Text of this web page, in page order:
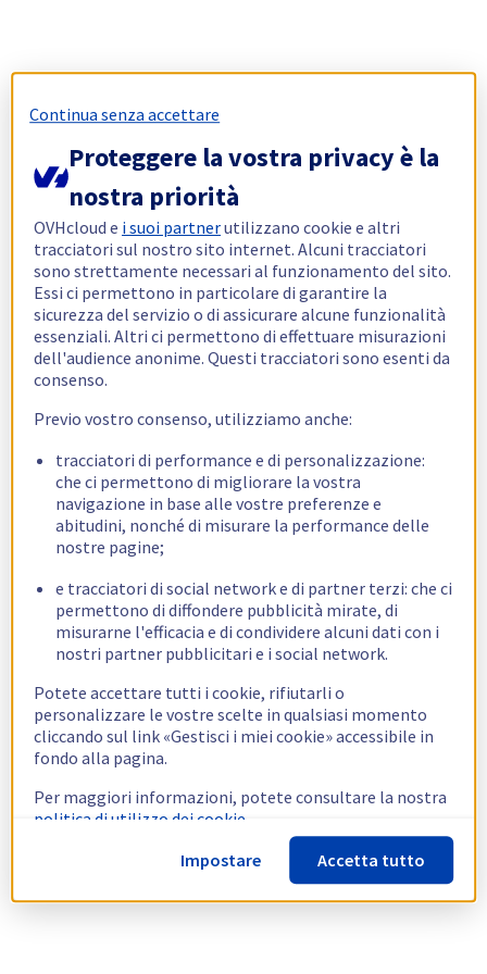
Continua senza accettare
Proteggere la vostra privacy è la
nostra priorità
OVHcloud e i suoi partnerutilizzano cookie e altri
tracciatori sul nostro sito internet. Alcuni tracciatori
sono strettamente necessari al funzionamento del sito.
Essi ci permettono in particolare di garantire la
sicurezza del servizio o di assicurare alcune funzionalità
essenziali. Altri ci permettono di effettuare misurazioni
dell'audience anonime. Questi tracciatori sono esenti da
consenso.
Previo vostro consenso, utilizziamo anche:
tracciatori di performance e di personalizzazione:
che ci permettono di migliorare la vostra
navigazione in base alle vostre preferenze e
abitudini, nonché di misurare la performance delle
nostre pagine;
e tracciatori di social network e di partner terzi: che ci
permettono di diffondere pubblicità mirate, di
misurarne l'efficacia e di condividere alcuni dati con i
nostri partner pubblicitari e i social network.
Potete accettare tutti i cookie, rifiutarli o
personalizzare le vostre scelte in qualsiasi momento
cliccando sul link «Gestisci i miei cookie» accessibile in
fondo alla pagina.
Per maggiori informazioni, potete consultare la nostra
politica di utilizzo dei cookie.
Impostare
Accetta tutto